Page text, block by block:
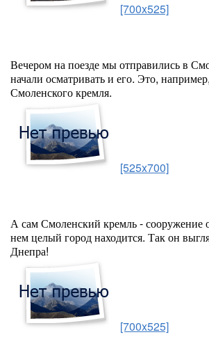
[700x525]
Вечером на поезде мы отправились в
начали осматривать и его. Это,
Смоленского кремля.
[525x700]
А сам Смоленский кремль - сооружение
нем целый город находится. Так он
Днепра!
[700x525]